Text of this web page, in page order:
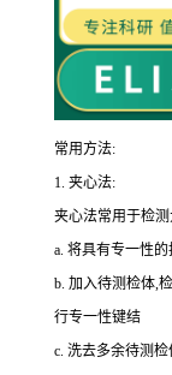
常用方法:
1. 夹心法:
夹心法常用于检
a. 将具有专一性的
b. 加入待测检体,
行专一性键结
c. 洗去多余待测